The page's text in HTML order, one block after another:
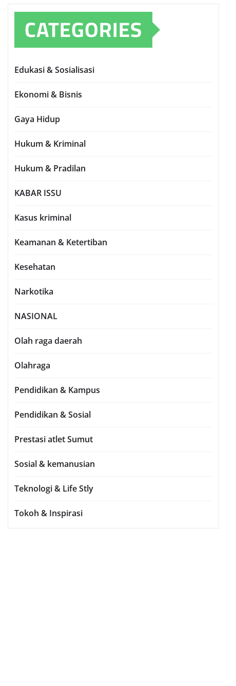
CATEGORIES
Edukasi & Sosialisasi
Ekonomi & Bisnis
Gaya Hidup
Hukum & Kriminal
Hukum & Pradilan
KABAR ISSU
Kasus kriminal
Keamanan & Ketertiban
Kesehatan
Narkotika
NASIONAL
Olah raga daerah
Olahraga
Pendidikan & Kampus
Pendidikan & Sosial
Prestasi atlet Sumut
Sosial & kemanusian
Teknologi & Life Stly
Tokoh & Inspirasi